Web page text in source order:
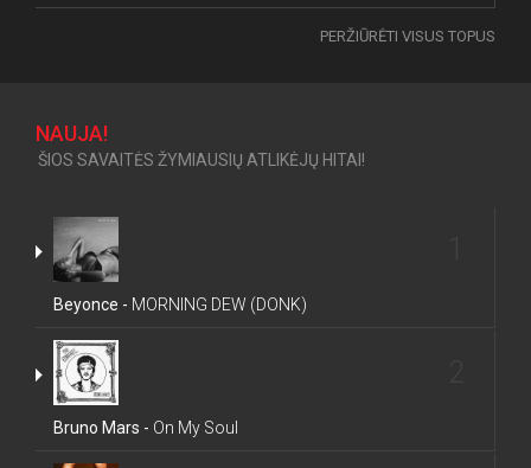
PERŽIŪRĖTI VISUS TOPUS
NAUJA!
ŠIOS SAVAITĖS ŽYMIAUSIŲ ATLIKĖJŲ HITAI!
Beyonce - MORNING DEW (DONK)
Bruno Mars - On My Soul